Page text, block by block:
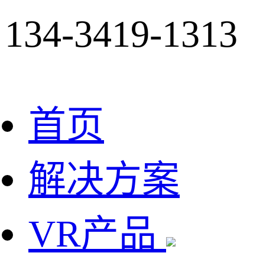
134-3419-1313
首页
解决方案
VR产品